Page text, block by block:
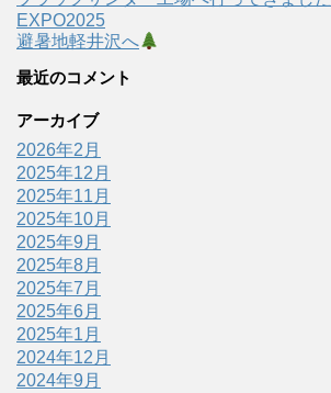
EXPO2025
避暑地軽井沢へ
最近のコメント
アーカイブ
2026年2月
2025年12月
2025年11月
2025年10月
2025年9月
2025年8月
2025年7月
2025年6月
2025年1月
2024年12月
2024年9月